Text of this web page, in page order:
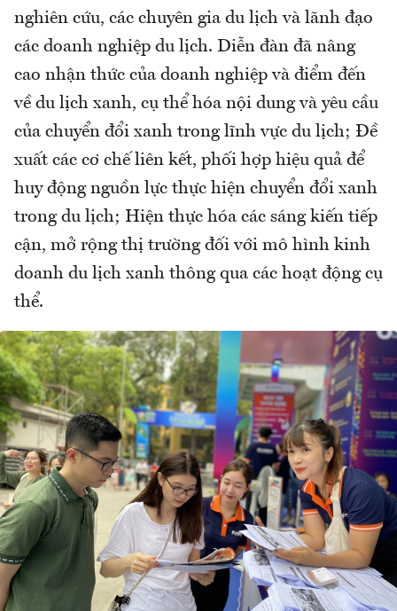
nghiên cứu, các chuyên gia du lịch và lãnh đạo
các doanh nghiệp du lịch. Diễn đàn đã nâng
cao nhận thức của doanh nghiệp và điểm đến
về du lịch xanh, cụ thể hóa nội dung và yêu cầu
của chuyển đổi xanh trong lĩnh vực du lịch; Đề
xuất các cơ chế liên kết, phối hợp hiệu quả để
huy động nguồn lực thực hiện chuyển đổi xanh
trong du lịch; Hiện thực hóa các sáng kiến tiếp
cận, mở rộng thị trường đối với mô hình kinh
doanh du lịch xanh thông qua các hoạt động cụ
thể.